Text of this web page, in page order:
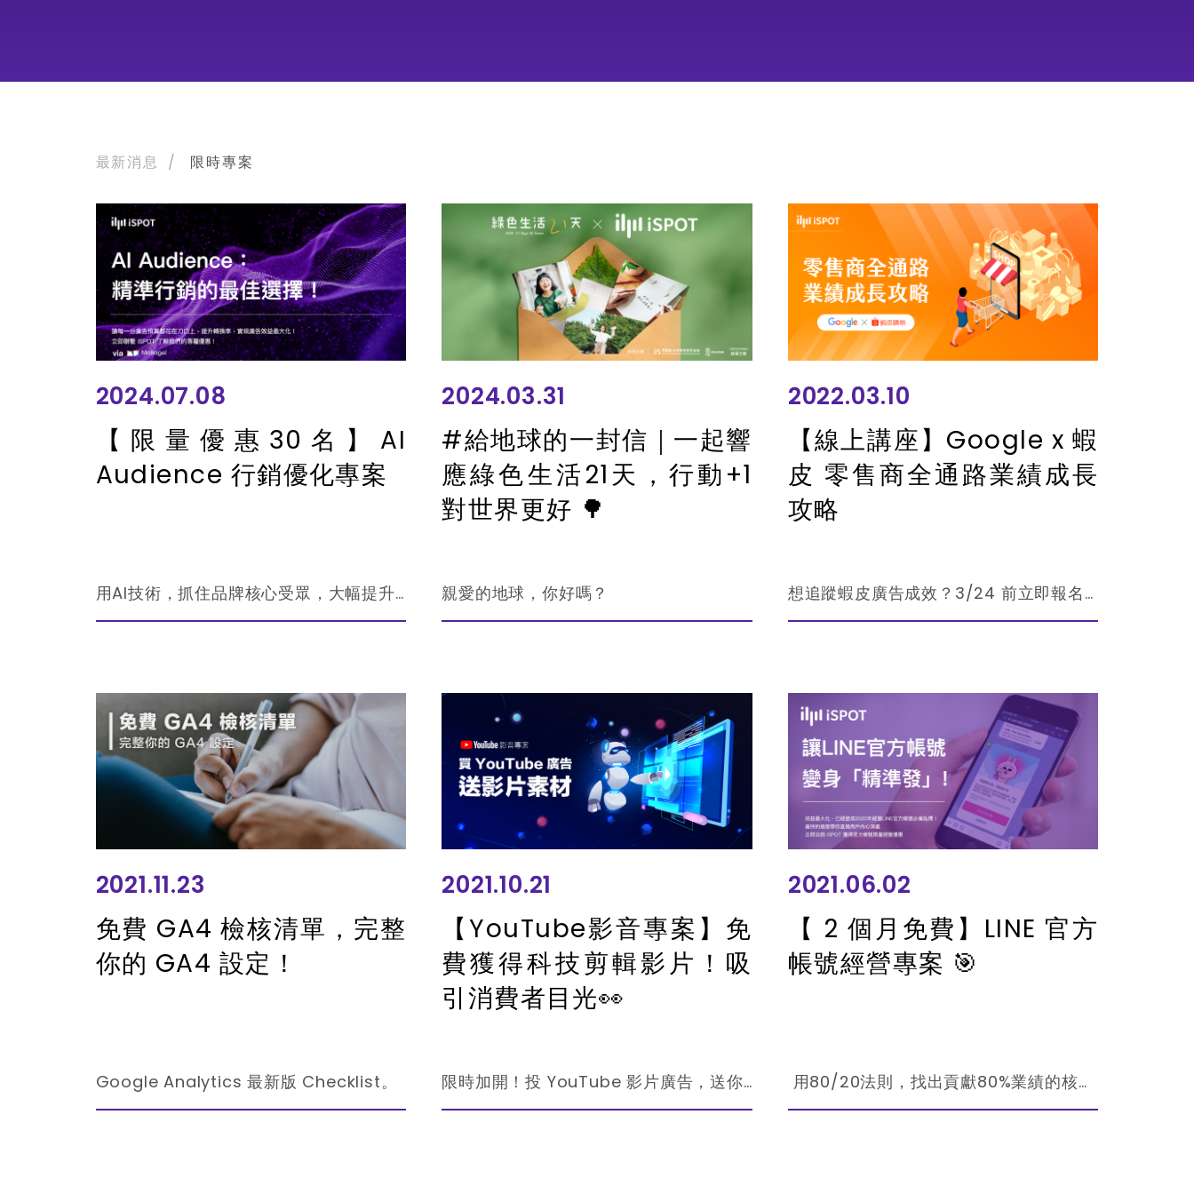
最新消息 / 限時專案
2024.07.08
【限量優惠30名】AI
Audience 行銷優化專案
用AI技術，抓住品牌核心受眾，大幅提升廣告轉換率！
2024.03.31
#給地球的一封信｜一起響
應綠色生活21天，行動+1
對世界更好 🌳
親愛的地球，你好嗎？
2022.03.10
【線上講座】Google x 蝦
皮 零售商全通路業績成長
攻略
想追蹤蝦皮廣告成效？3/24 前立即報名！
2021.11.23
免費 GA4 檢核清單，完整
你的 GA4 設定！
Google Analytics 最新版 Checklist。
2021.10.21
【YouTube影音專案】免
費獲得科技剪輯影片！吸
引消費者目光👀
限時加開！投 YouTube 影片廣告，送你專業影音剪輯！
2021.06.02
【 2 個月免費】LINE 官方
帳號經營專案 🎯
用80/20法則，找出貢獻80%業績的核心用戶